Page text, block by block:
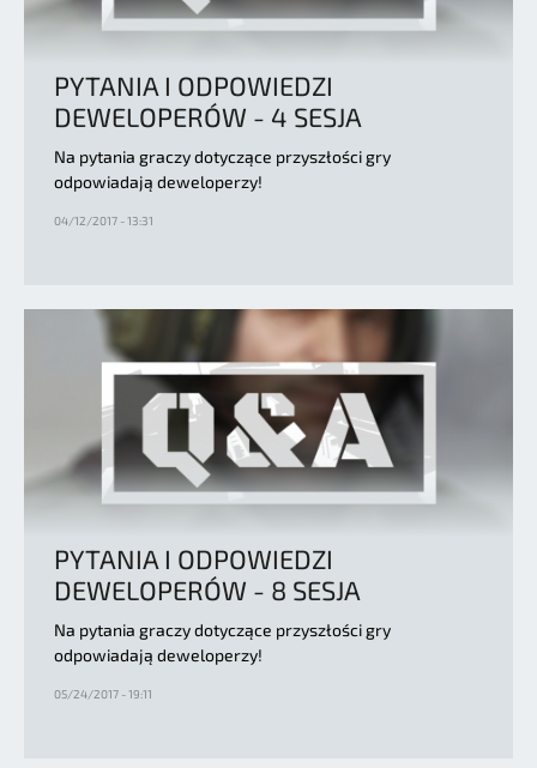
PYTANIA I ODPOWIEDZI
DEWELOPERÓW - 4 SESJA
Na pytania graczy dotyczące przyszłości gry
odpowiadają deweloperzy!
04/12/2017 - 13:31
PYTANIA I ODPOWIEDZI
DEWELOPERÓW - 8 SESJA
Na pytania graczy dotyczące przyszłości gry
odpowiadają deweloperzy!
05/24/2017 - 19:11